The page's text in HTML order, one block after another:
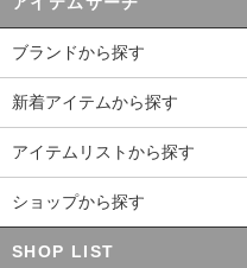
ブランドから探す
新着アイテムから探す
アイテムリストから探す
ショップから探す
SHOP LIST